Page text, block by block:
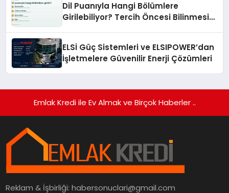
Dil Puanıyla Hangi Bölümlere
Girilebiliyor? Tercih Öncesi Bilinmesi
ELSİ Güç Sistemleri ve ELSIPOWER’dan
İşletmelere Güvenilir Enerji Çözümleri
Emlak Kredi ile Ev Almak ve Birçok Haberler ..
Reklam & İşbirliği:habersonuclari@gmail.com